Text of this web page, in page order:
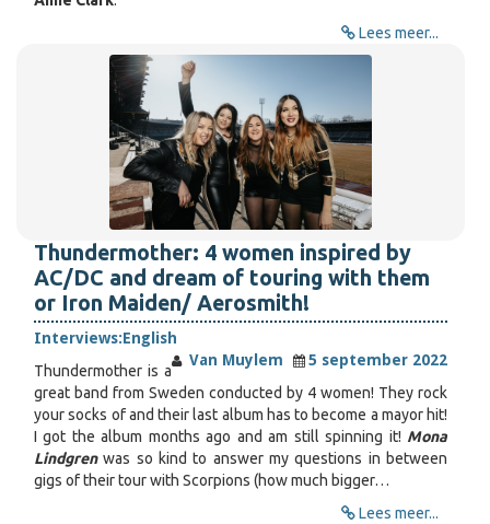
Lees meer...
Thundermother: 4 women inspired by
AC/DC and dream of touring with them
or Iron Maiden/ Aerosmith!
Interviews:English
Van Muylem
5 september 2022
Thundermother is a
great band from Sweden conducted by 4 women! They rock
your socks of and their last album has to become a mayor hit!
I got the album months ago and am still spinning it! Mona
Lindgrenwas so kind to answer my questions in between
gigs of their tour with Scorpions (how much bigger…
Lees meer...